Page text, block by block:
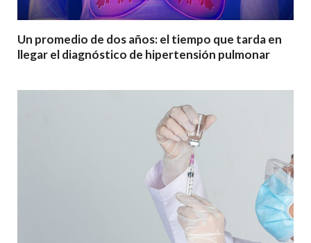
Un promedio de dos años: el tiempo que tarda en
llegar el diagnóstico de hipertensión pulmonar